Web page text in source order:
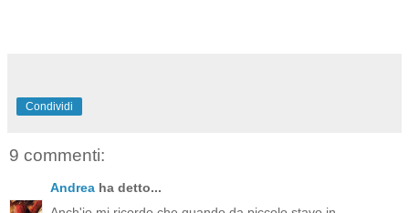
Condividi
9 commenti:
Andrea ha detto...